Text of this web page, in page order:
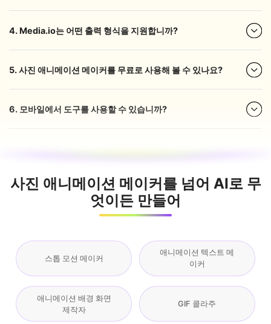
4. Media.io는 어떤 출력 형식을 지원합니까?
5. 사진 애니메이션 메이커를 무료로 사용해 볼 수 있나요?
6. 모바일에서 도구를 사용할 수 있습니까?
사진 애니메이션 메이커를 넘어 AI로 무
엇이든 만들어
스톱 모션 메이커
애니메이션 텍스트 메
이커
애니메이션 배경 화면
제작자
GIF 콜라주